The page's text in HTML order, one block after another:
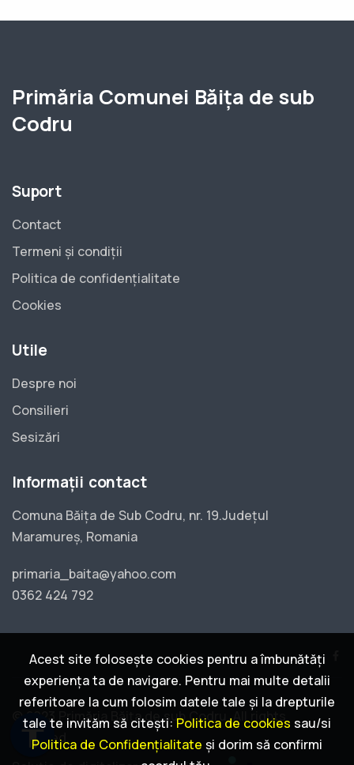
accessibility
Primăria Comunei Băița de sub
Codru
Suport
Contact
Termeni și condiții
Politica de confidențialitate
Cookies
Utile
Despre noi
Consilieri
Sesizări
Informații contact
Comuna Băița de Sub Codru, nr. 19.Județul
Maramureș, Romania
primaria_baita@yahoo.com
0362 424 792
© 2023 Primăria Băița de sub Codru. All rights
reserved.
Acest site folosește cookies pentru a îmbunătăți
experiența ta de navigare. Pentru mai multe detalii
referitoare la cum folosim datele tale și la drepturile
tale te invităm să citești: Politica de cookies sau/si
Politica de Confidențialitate și dorim să confirmi